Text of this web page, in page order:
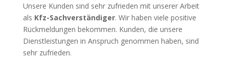
Unsere Kunden sind sehr zufrieden mit unserer Arbeit
als Kfz-Sachverständiger. Wir haben viele positive
Rückmeldungen bekommen. Kunden, die unsere
Dienstleistungen in Anspruch genommen haben, sind
sehr zufrieden.